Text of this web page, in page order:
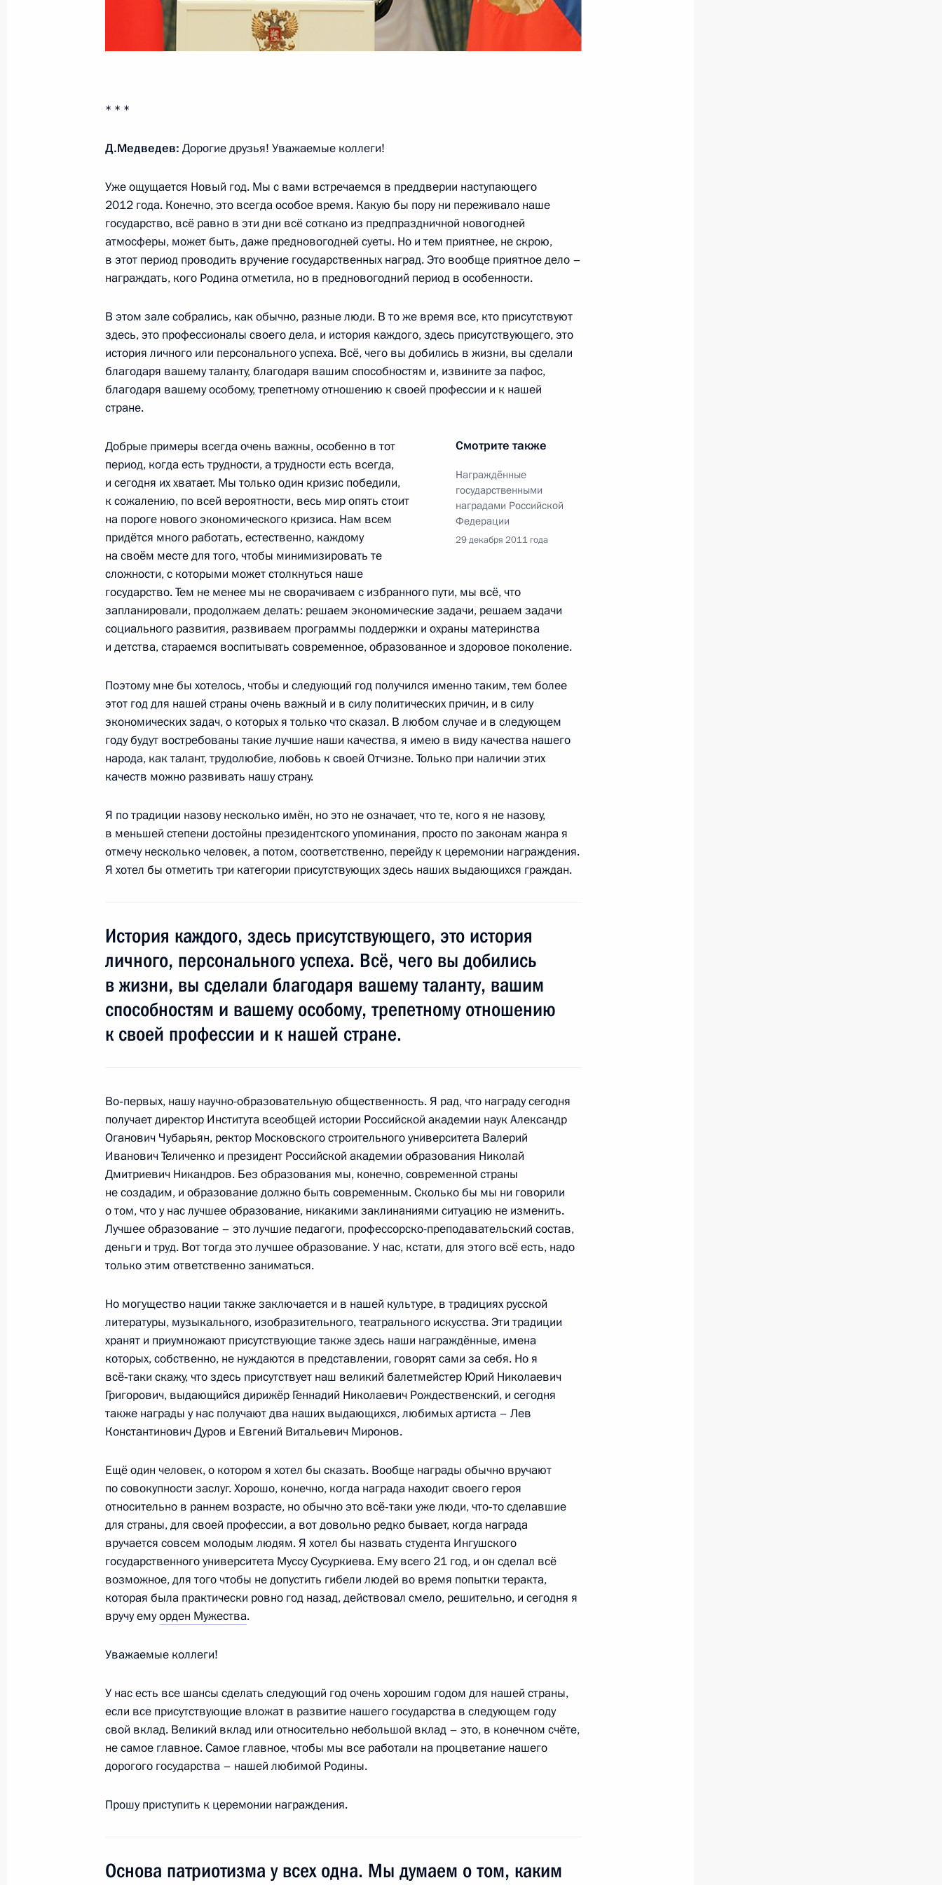
ракетного полка
21 февраля 2012 года, 15:45 Саратовская область
О награждении Николая Расторгуева орденом Почёта
17 февраля 2012 года, пятница
Вручение государственных наград иностранным гражданам
17 февраля 2012 года, 12:20 Московская область, Горки
15 февраля 2012 года, среда
Виталий Чуркин награждён орденом «За заслуги перед
Отечеством» IV степени
15 февраля 2012 года, 10:00
3 февраля 2012 года, пятница
Подписан Указ о награждении Виктора Кресса
3 февраля 2012 года, 16:00
30 января 2012 года, понедельник
Вручение государственных наград сотрудникам органов
внутренних дел
30 января 2012 года, 15:30 Московская область, Котельники
29 декабря 2011 года, четверг
Дмитрий Медведев вручил государственные награды
заслуженным российским хоккеистам
29 декабря 2011 года, 14:30 Москва, Кремль
11
Подписан Указ о награждении государственными наградами
ветеранов российского хоккея
В Кремле вручены государственные награды Российской
Федерации
29 декабря 2011 года, 14:00 Москва, Кремль
30 ноября 2011 года, 13:30 Москва
29 ноября 2011 года, вторник
Поздравление Евгению Миронову с Днём рождения
29 ноября 2011 года, 16:30
Вручены государственные награды за развитие сотрудничества
в спорте
22 ноября 2011 года, 15:00 Московская область, Горки
8
17 ноября 2011 года, четверг
телевидения
17 ноября 2011 года, 17:10 Москва, Кремль
13 ноября 2011 года, воскресенье
Указ о награждении Александра Маслякова орденом «За заслуги
перед Отечеством» III степени
8 ноября 2011 года, вторник
Указ о награждении орденом Мужества Гаруна Курбанова
4 ноября 2011 года, 15:30 Нижний Новгород
* * *
Д.Медведев: Дорогие друзья! Уважаемые коллеги!
Уже ощущается Новый год. Мы с вами встречаемся в преддверии наступающего
2012 года. Конечно, это всегда особое время. Какую бы пору ни переживало наше
государство, всё равно в эти дни всё соткано из предпраздничной новогодней
атмосферы, может быть, даже предновогодней суеты. Но и тем приятнее, не скрою,
в этот период проводить вручение государственных наград. Это вообще приятное дело –
награждать, кого Родина отметила, но в предновогодний период в особенности.
В этом зале собрались, как обычно, разные люди. В то же время все, кто присутствуют
здесь, это профессионалы своего дела, и история каждого, здесь присутствующего, это
история личного или персонального успеха. Всё, чего вы добились в жизни, вы сделали
благодаря вашему таланту, благодаря вашим способностям и, извините за пафос,
благодаря вашему особому, трепетному отношению к своей профессии и к нашей
стране.
Смотрите также
Награждённые
государственными
наградами Российской
Федерации
29 декабря 2011 года
Добрые примеры всегда очень важны, особенно в тот
период, когда есть трудности, а трудности есть всегда,
и сегодня их хватает. Мы только один кризис победили,
к сожалению, по всей вероятности, весь мир опять стоит
на пороге нового экономического кризиса. Нам всем
придётся много работать, естественно, каждому
на своём месте для того, чтобы минимизировать те
сложности, с которыми может столкнуться наше
государство. Тем не менее мы не сворачиваем с избранного пути, мы всё, что
запланировали, продолжаем делать: решаем экономические задачи, решаем задачи
социального развития, развиваем программы поддержки и охраны материнства
и детства, стараемся воспитывать современное, образованное и здоровое поколение.
Поэтому мне бы хотелось, чтобы и следующий год получился именно таким, тем более
этот год для нашей страны очень важный и в силу политических причин, и в силу
экономических задач, о которых я только что сказал. В любом случае и в следующем
году будут востребованы такие лучшие наши качества, я имею в виду качества нашего
народа, как талант, трудолюбие, любовь к своей Отчизне. Только при наличии этих
качеств можно развивать нашу страну.
Я по традиции назову несколько имён, но это не означает, что те, кого я не назову,
в меньшей степени достойны президентского упоминания, просто по законам жанра я
отмечу несколько человек, а потом, соответственно, перейду к церемонии награждения.
Я хотел бы отметить три категории присутствующих здесь наших выдающихся граждан.
История каждого, здесь присутствующего, это история
личного, персонального успеха. Всё, чего вы добились
в жизни, вы сделали благодаря вашему таланту, вашим
способностям и вашему особому, трепетному отношению
к своей профессии и к нашей стране.
Во‑первых, нашу научно-образовательную общественность. Я рад, что награду сегодня
получает директор Института всеобщей истории Российской академии наук Александр
Оганович Чубарьян, ректор Московского строительного университета Валерий
Иванович Теличенко и президент Российской академии образования Николай
Дмитриевич Никандров. Без образования мы, конечно, современной страны
не создадим, и образование должно быть современным. Сколько бы мы ни говорили
о том, что у нас лучшее образование, никакими заклинаниями ситуацию не изменить.
Лучшее образование – это лучшие педагоги, профессорско-преподавательский состав,
деньги и труд. Вот тогда это лучшее образование. У нас, кстати, для этого всё есть, надо
только этим ответственно заниматься.
Но могущество нации также заключается и в нашей культуре, в традициях русской
литературы, музыкального, изобразительного, театрального искусства. Эти традиции
хранят и приумножают присутствующие также здесь наши награждённые, имена
которых, собственно, не нуждаются в представлении, говорят сами за себя. Но я
всё‑таки скажу, что здесь присутствует наш великий балетмейстер Юрий Николаевич
Григорович, выдающийся дирижёр Геннадий Николаевич Рождественский, и сегодня
также награды у нас получают два наших выдающихся, любимых артиста – Лев
Константинович Дуров и Евгений Витальевич Миронов.
Ещё один человек, о котором я хотел бы сказать. Вообще награды обычно вручают
по совокупности заслуг. Хорошо, конечно, когда награда находит своего героя
относительно в раннем возрасте, но обычно это всё‑таки уже люди, что‑то сделавшие
для страны, для своей профессии, а вот довольно редко бывает, когда награда
вручается совсем молодым людям. Я хотел бы назвать студента Ингушского
государственного университета Муссу Сусуркиева. Ему всего 21 год, и он сделал всё
возможное, для того чтобы не допустить гибели людей во время попытки теракта,
которая была практически ровно год назад, действовал смело, решительно, и сегодня я
вручу емуорден Мужества.
Уважаемые коллеги!
У нас есть все шансы сделать следующий год очень хорошим годом для нашей страны,
если все присутствующие вложат в развитие нашего государства в следующем году
свой вклад. Великий вклад или относительно небольшой вклад – это, в конечном счёте,
не самое главное. Самое главное, чтобы мы все работали на процветание нашего
дорогого государства – нашей любимой Родины.
Прошу приступить к церемонии награждения.
Основа патриотизма у всех одна. Мы думаем о том, каким